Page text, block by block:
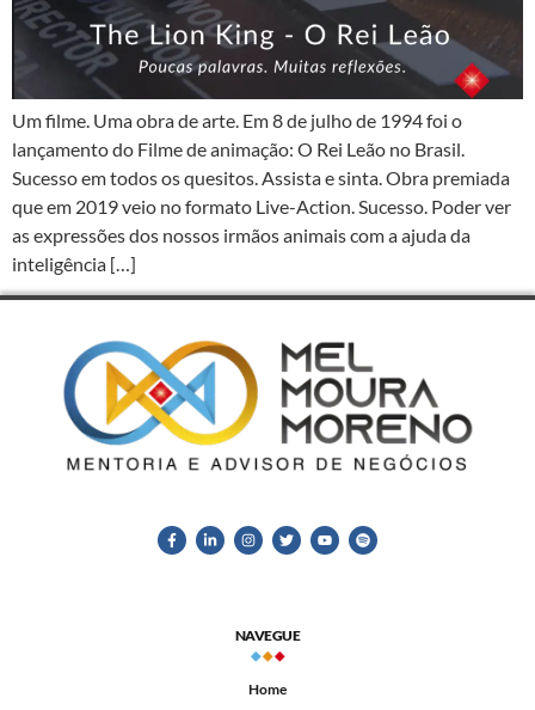
Um filme. Uma obra de arte. Em 8 de julho de 1994 foi o
lançamento do Filme de animação: O Rei Leão no Brasil.
Sucesso em todos os quesitos. Assista e sinta. Obra premiada
que em 2019 veio no formato Live-Action. Sucesso. Poder ver
as expressões dos nossos irmãos animais com a ajuda da
inteligência […]
NAVEGUE
Home